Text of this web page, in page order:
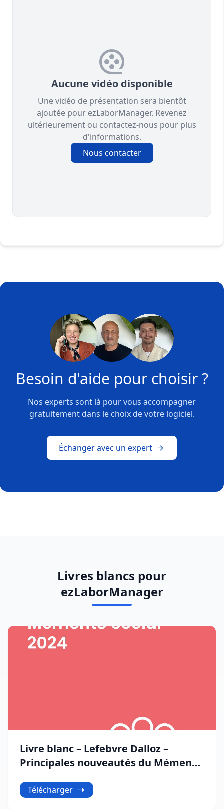
Aucune vidéo disponible
Une vidéo de présentation sera bientôt
ajoutée pour ezLaborManager. Revenez
ultérieurement ou contactez-nous pour plus
d'informations.
Nous contacter
Besoin d'aide pour choisir ?
Nos experts sont là pour vous accompagner
gratuitement dans le choix de votre logiciel.
Échanger avec un expert
Livres blancs pour
ezLaborManager
Livre blanc – Lefebvre Dalloz –
Principales nouveautés du Mémento
Télécharger